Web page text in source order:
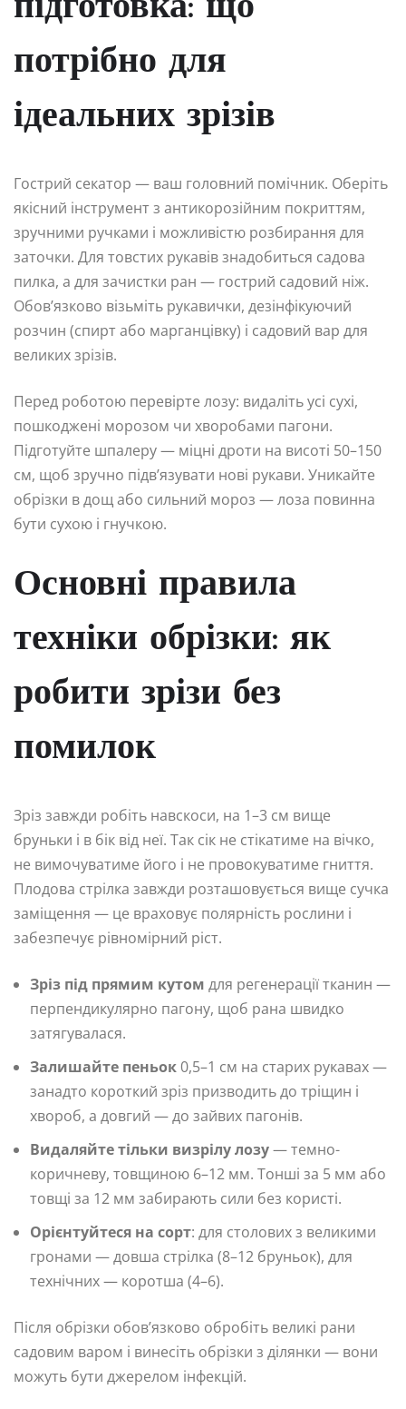
підготовка: що
потрібно для
ідеальних зрізів
Гострий секатор — ваш головний помічник. Оберіть
якісний інструмент з антикорозійним покриттям,
зручними ручками і можливістю розбирання для
заточки. Для товстих рукавів знадобиться садова
пилка, а для зачистки ран — гострий садовий ніж.
Обов’язково візьміть рукавички, дезінфікуючий
розчин (спирт або марганцівку) і садовий вар для
великих зрізів.
Перед роботою перевірте лозу: видаліть усі сухі,
пошкоджені морозом чи хворобами пагони.
Підготуйте шпалеру — міцні дроти на висоті 50–150
см, щоб зручно підв’язувати нові рукави. Уникайте
обрізки в дощ або сильний мороз — лоза повинна
бути сухою і гнучкою.
Основні правила
техніки обрізки: як
робити зрізи без
помилок
Зріз завжди робіть навскоси, на 1–3 см вище
бруньки і в бік від неї. Так сік не стікатиме на вічко,
не вимочуватиме його і не провокуватиме гниття.
Плодова стрілка завжди розташовується вище сучка
заміщення — це враховує полярність рослини і
забезпечує рівномірний ріст.
Зріз під прямим кутом для регенерації тканин —
перпендикулярно пагону, щоб рана швидко
затягувалася.
Залишайте пеньок 0,5–1 см на старих рукавах —
занадто короткий зріз призводить до тріщин і
хвороб, а довгий — до зайвих пагонів.
Видаляйте тільки визрілу лозу— темно-
коричневу, товщиною 6–12 мм. Тонші за 5 мм або
товщі за 12 мм забирають сили без користі.
Орієнтуйтеся на сорт: для столових з великими
гронами — довша стрілка (8–12 бруньок), для
технічних — коротша (4–6).
Після обрізки обов’язково обробіть великі рани
садовим варом і винесіть обрізки з ділянки — вони
можуть бути джерелом інфекцій.